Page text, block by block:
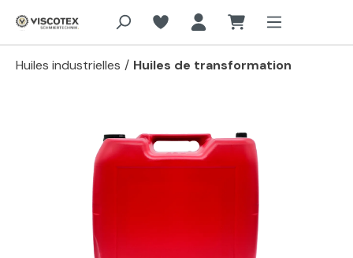
Aller au contenu principal
Huiles industrielles / Huiles de transformation